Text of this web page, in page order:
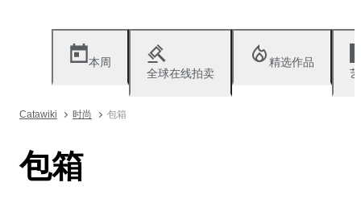
本周
全球在线拍卖
精选作品
Catawiki 时尚 包箱
包箱